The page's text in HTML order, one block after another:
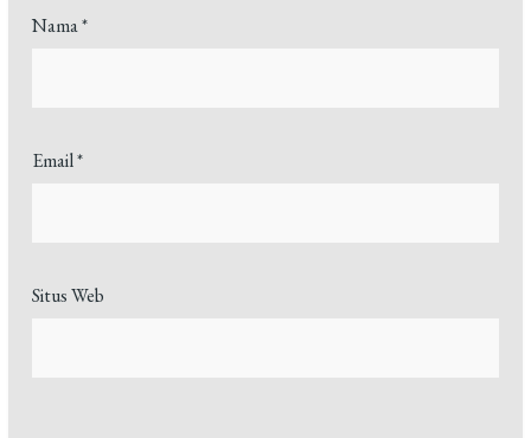
Nama*
Email*
Situs Web